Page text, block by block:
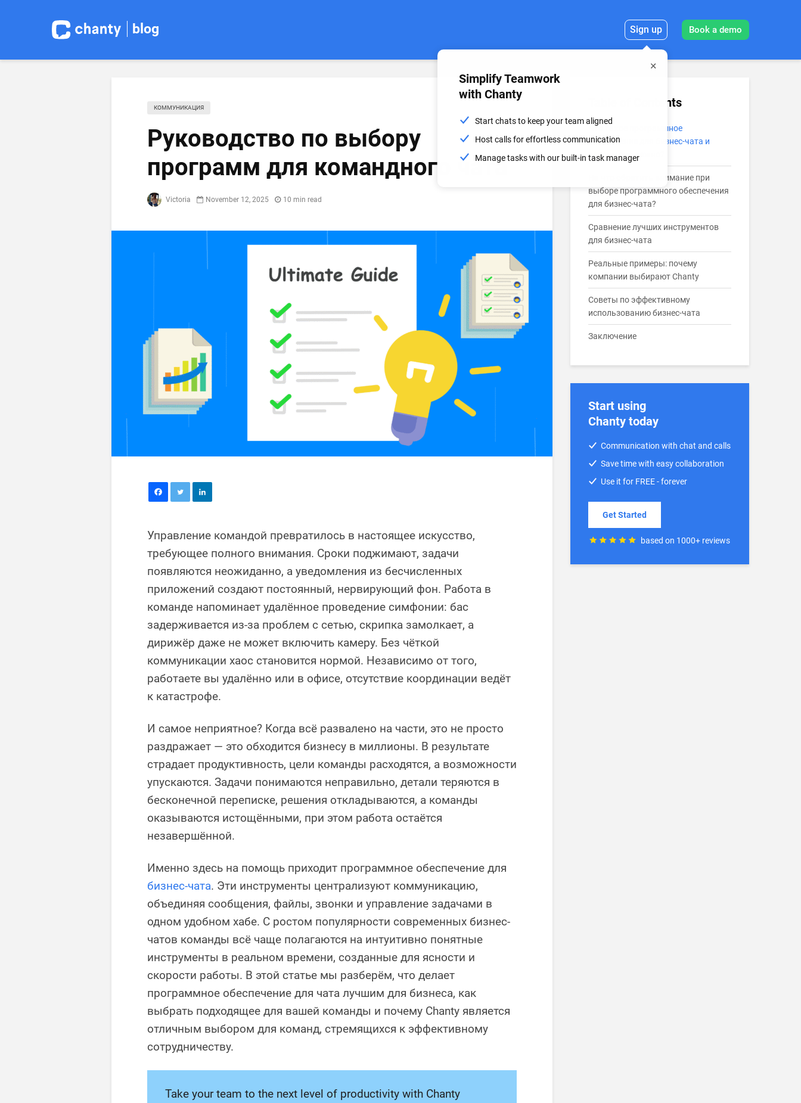
blog Sign up
Simplify Teamwork
with Chanty
Start chats to keep your team aligned
Host calls for effortless communication
Manage tasks with our built-in task manager
Book a demo
КОММУНИКАЦИЯ
Руководство по выбору
программ для командного чата
Victoria November 12, 2025 10 min read
Управление командой превратилось в настоящее искусство,
требующее полного внимания. Сроки поджимают, задачи
появляются неожиданно, а уведомления из бесчисленных
приложений создают постоянный, нервирующий фон. Работа в
команде напоминает удалённое проведение симфонии: бас
задерживается из-за проблем с сетью, скрипка замолкает, а
дирижёр даже не может включить камеру. Без чёткой
коммуникации хаос становится нормой. Независимо от того,
работаете вы удалённо или в офисе, отсутствие координации ведёт
к катастрофе.
И самое неприятное? Когда всё развалено на части, это не просто
раздражает — это обходится бизнесу в миллионы. В результате
страдает продуктивность, цели команды расходятся, а возможности
упускаются. Задачи понимаются неправильно, детали теряются в
бесконечной переписке, решения откладываются, а команды
оказываются истощёнными, при этом работа остаётся
незавершённой.
Именно здесь на помощь приходит программное обеспечение для
бизнес-чата. Эти инструменты централизуют коммуникацию,
объединяя сообщения, файлы, звонки и управление задачами в
одном удобном хабе. С ростом популярности современных бизнес-
чатов команды всё чаще полагаются на интуитивно понятные
инструменты в реальном времени, созданные для ясности и
скорости работы. В этой статье мы разберём, что делает
программное обеспечение для чата лучшим для бизнеса, как
выбрать подходящее для вашей команды и почему Chanty является
отличным выбором для команд, стремящихся к эффективному
сотрудничеству.
Take your team to the next level of productivity with Chanty
Table of Contents
Что такое программное
обеспечение для бизнес-чата и
почему оно важно?
На что обратить внимание при
выборе программного обеспечения
для бизнес-чата?
Сравнение лучших инструментов
для бизнес-чата
Реальные примеры: почему
компании выбирают Chanty
Советы по эффективному
использованию бизнес-чата
Заключение
Start using
Chanty today
Communication with chat and calls
Save time with easy collaboration
Use it for FREE - forever
Get Started
based on 1000+ reviews